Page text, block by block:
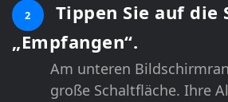
2
Tippen Sie auf die
„Empfangen“.
Am unteren
große Schaltfläche. Ihre